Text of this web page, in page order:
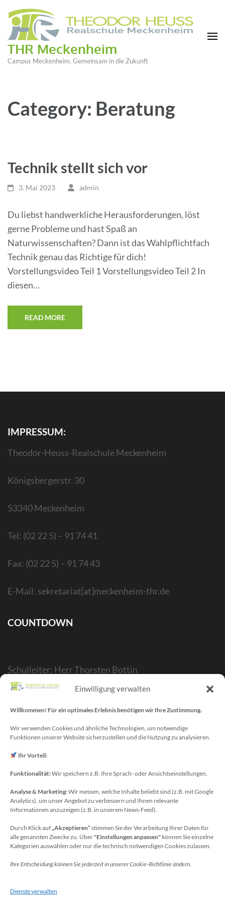
Einwilligung verwalten
Willkommen! Für ein optimales Erlebnis benötigen wir Ihre Zustimmung.
Wir verwenden Cookies und ähnliche Technologien, um notwendige
Funktionen unserer Website sicherzustellen und die Nutzung zu analysieren.
Ihr Vorteil:
Funktionalität:Wir speichern z.B. Ihre Sprach- oder Ansichtseinstellungen.
Analyse & Marketing:Wir messen, welche Inhalte beliebt sind (z.B. mit Google
Analytics), um unser Angebot zu verbessern und Ihnen relevante
Informationen anzuzeigen (z.B. in unserem News-Feed).
Durch Klick auf „Akzeptieren“ stimmen Sie der Verarbeitung Ihrer Daten für
alle genannten Zwecke zu. Über"Einstellungen anpassen" können Sie einzelne
Kategorien auswählen oder nur die technisch notwendigen Cookies zulassen.
Ihre Entscheidung können Sie jederzeit in unserer Cookie-Richtlinie ändern.
Dienste verwalten
THR Meckenheim
Campus Meckenheim. Gemeinsam in die Zukunft
Category: Beratung
Technik stellt sich vor
3. Mai 2023 admin
Du liebst handwerkliche Herausforderungen, löst
gerne Probleme und hast Spaß an
Naturwissenschaften? Dann ist das Wahlpflichtfach
Technik genau das Richtige für dich!
Vorstellungsvideo Teil 1 Vorstellungsvideo Teil 2 In
diesen…
READ MORE
IMPRESSUM:
Theodor-Heuss-Realschule Meckenheim
Königsbergerstr. 30
53340 Meckenheim
Tel: (02 22 5) – 91 74 41
Fax: (02 22 5) – 91 74 43
E-Mail: sekretariat[at]meckenheim-thr.de
COUNTDOWN
Schulleiter: Herr Thorsten Bottin
Stellvertr. Schulleiter: Herr Kelubia Ekoemeye
Webmaster/SV-Blog: Herr Maurice Gangl
E-Mail: webmaster[at]meckenheim-thr.de
MINT-Blog: Herr Christoph Köchling
E-Mail: koechling[at]meckenheim-thr.de
Datenschutzbeauftragter
Sie erreichen unseren Datenschutzbeauftragten
unter:
Wolfgang Dax-Rommswinkel
Kaiser-Wilhelm-Platz 1
Deutschland